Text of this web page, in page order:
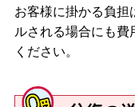
お客様に掛かる負担
ルされる場合にも
ください。